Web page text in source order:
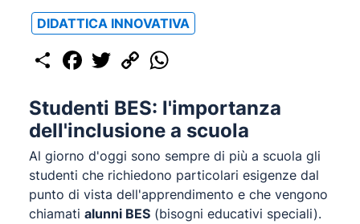
DIDATTICA INNOVATIVA
Share Facebook
Twitter Copy
Link
Studenti BES: l'importanza
dell'inclusione a scuola
Al giorno d'oggi sono sempre di più a scuola gli
studenti che richiedono particolari esigenze dal
punto di vista dell'apprendimento e che vengono
chiamati alunni BES (bisogni educativi speciali).